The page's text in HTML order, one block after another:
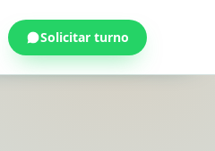
Solicitar turno